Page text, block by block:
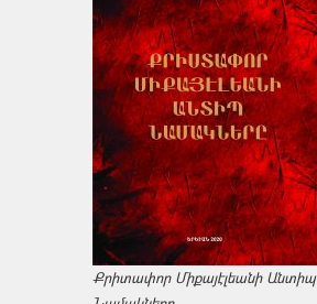
Քրիտափոր Միքայէլեանի Անտիպ